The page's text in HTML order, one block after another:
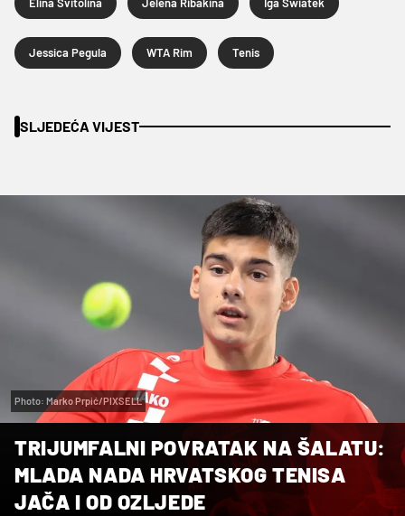
Jessica Pegula WTA Rim Tenis
SLJEDEĆA VIJEST
Photo: Marko Prpić/PIXSELL
TRIJUMFALNI POVRATAK NA ŠALATU:
MLADA NADA HRVATSKOG TENISA
JAČA I OD OZLJEDE